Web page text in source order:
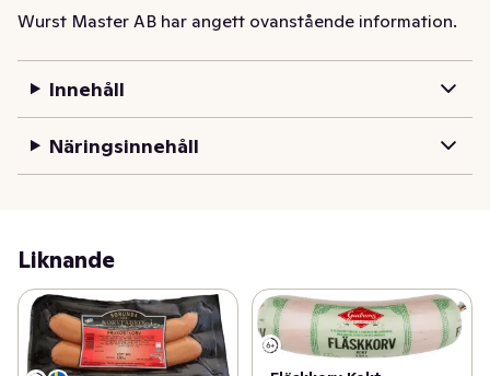
pyttepanna. Servera detta tillsammans med ett stekt
Wurst Master AB har angett ovanstående information.
Innehåll
Näringsinnehåll
Liknande